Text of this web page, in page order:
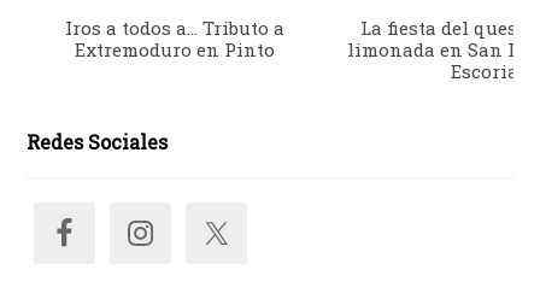
Iros a todos a… Tributo a
Extremoduro en Pinto
La fiesta del queso
limonada en San
Escorial
Redes Sociales